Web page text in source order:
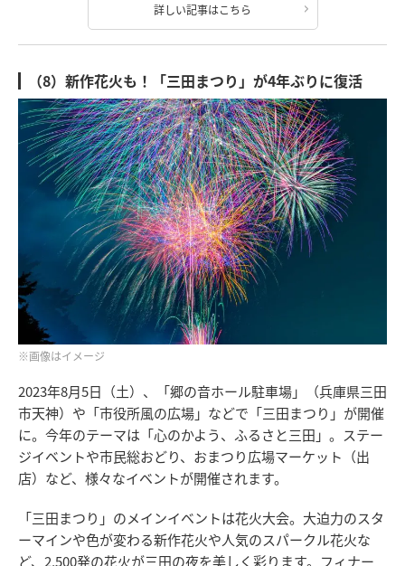
詳しい記事はこちら
（8）新作花火も！「三田まつり」が4年ぶりに復活
※画像はイメージ
2023年8月5日（土）、「郷の音ホール駐車場」（兵庫県三田
市天神）や「市役所風の広場」などで「三田まつり」が開催
に。今年のテーマは「心のかよう、ふるさと三田」。ステー
ジイベントや市民総おどり、おまつり広場マーケット（出
店）など、様々なイベントが開催されます。
「三田まつり」のメインイベントは花火大会。大迫力のスタ
ーマインや色が変わる新作花火や人気のスパークル花火な
ど、2,500発の花火が三田の夜を美しく彩ります。フィナー